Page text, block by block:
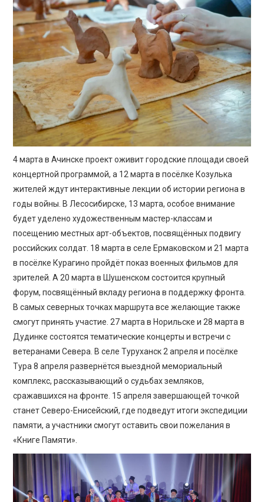
4 марта в Ачинске проект оживит городские площади своей
концертной программой, а 12 марта в посёлке Козулька
жителей ждут интерактивные лекции об истории региона в
годы войны. В Лесосибирске, 13 марта, особое внимание
будет уделено художественным мастер-классам и
посещению местных арт-объектов, посвящённых подвигу
российских солдат. 18 марта в селе Ермаковском и 21 марта
в посёлке Курагино пройдёт показ военных фильмов для
зрителей. А 20 марта в Шушенском состоится крупный
форум, посвящённый вкладу региона в поддержку фронта.
В самых северных точках маршрута все желающие также
смогут принять участие. 27 марта в Норильске и 28 марта в
Дудинке состоятся тематические концерты и встречи с
ветеранами Севера. В селе Туруханск 2 апреля и посёлке
Тура 8 апреля развернётся выездной мемориальный
комплекс, рассказывающий о судьбах земляков,
сражавшихся на фронте. 15 апреля завершающей точкой
станет Северо-Енисейский, где подведут итоги экспедиции
памяти, а участники смогут оставить свои пожелания в
«Книге Памяти».